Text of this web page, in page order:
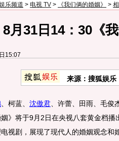
乐频道 > 电视 TV > 《我们俩的婚姻》 >
月31日14：30《
15:07
来源：搜狐娱乐
、柯蓝、 沈傲君 、许蕾、田雨、毛
姻》将于9月2日在央视八套黄金档播
视剧，展现了现代人的婚姻观念和